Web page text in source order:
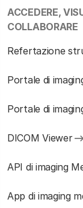
ACCEDERE,
COLLABORARE
Refertazione
Portale di
Portale di
DICOM Viewer
API di imaging
App di imaging